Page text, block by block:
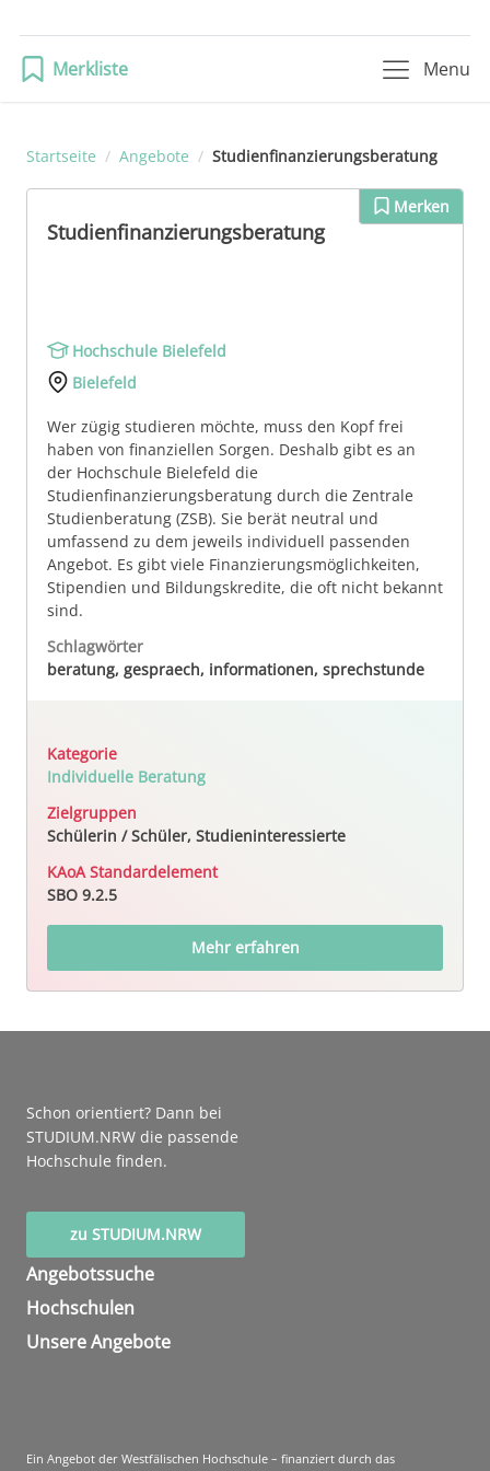
Merkliste Menu
Startseite / Angebote / Studienfinanzierungsberatung
Merken
Studienfinanzierungsberatung
Hochschule Bielefeld
Bielefeld
Wer zügig studieren möchte, muss den Kopf frei
haben von finanziellen Sorgen. Deshalb gibt es an
der Hochschule Bielefeld die
Studienfinanzierungsberatung durch die Zentrale
Studienberatung (ZSB). Sie berät neutral und
umfassend zu dem jeweils individuell passenden
Angebot. Es gibt viele Finanzierungsmöglichkeiten,
Stipendien und Bildungskredite, die oft nicht bekannt
sind.
Schlagwörter
beratung, gespraech, informationen, sprechstunde
Kategorie
Individuelle Beratung
Zielgruppen
Schülerin / Schüler, Studieninteressierte
KAoA Standardelement
SBO 9.2.5
Mehr erfahren
Schon orientiert? Dann bei
STUDIUM.NRW die passende
Hochschule finden.
zu STUDIUM.NRW
Angebotssuche
Hochschulen
Unsere Angebote
Ein Angebot der Westfälischen Hochschule – finanziert durch das